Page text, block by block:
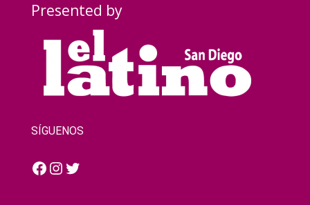
Presented by
SÍGUENOS
Facebook
Instagram
Twitter